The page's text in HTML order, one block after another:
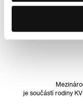
je součástí rodiny